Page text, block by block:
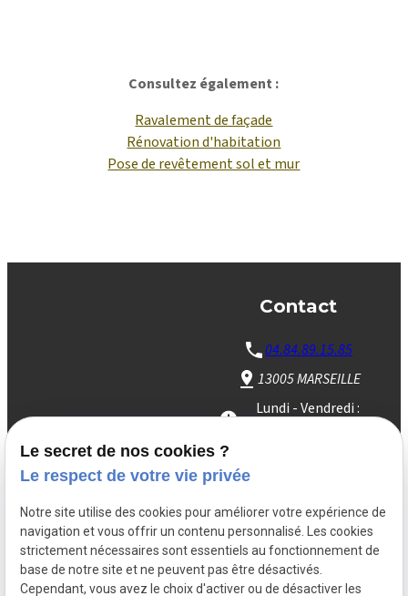
Consultez également :
Ravalement de façade
Rénovation d'habitation
Pose de revêtement sol et mur
Contact
04.84.89.15.85
13005 MARSEILLE
Lundi - Vendredi :
Mentions légales
Politique de Gestion
Siret:75220992400022
Le secret de nos cookies ?
Le respect de votre vie privée
Notre site utilise des cookies pour améliorer votre expérience de
navigation et vous offrir un contenu personnalisé. Les cookies
strictement nécessaires sont essentiels au fonctionnement de
base de notre site et ne peuvent pas être désactivés.
Cependant, vous avez le choix d'activer ou de désactiver les